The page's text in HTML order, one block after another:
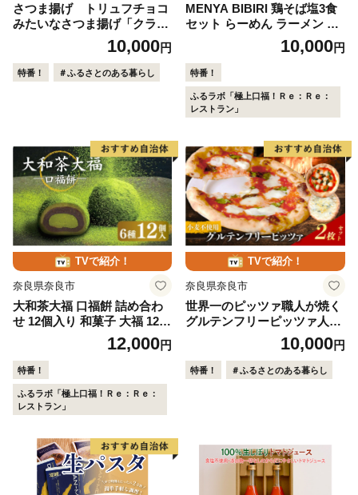
さつま揚げ トリュフチョコ
みたいなさつま揚げ「クラシ
ック」（8個入り）創作プチ
さつま揚げ かまぼこ さつま
あげ 練り物 すり身 つまみ 詰
合せ 惣菜 天ぷら 魚万商店 奈
10,000円
特番！ ＃ふるさとのある暮らし
MENYA BIBIRI 鶏そば塩3食
セット らーめん ラーメン 麺
屋びびり 麺屋のろま 奈良県
10,000円
特番！
ふるラボ「極上口福！Ｒｅ：Ｒｅ：
レストラン」
TVで紹介！
奈良県奈良市
大和茶大福 口福餠 詰め合わ
せ 12個入り 和菓子 大福 12個
入り 奈良 洋菓子 和洋菓子 お
菓子 生菓子 銘菓 ギフト 抹茶
生大福 奈良県 奈良市 11-083
12,000円
特番！
ふるラボ「極上口福！Ｒｅ：Ｒｅ：
レストラン」
TVで紹介！
奈良県奈良市
世界一のピッツァ職人が焼く
グルテンフリーピッツァ人気
の2枚セット（水牛モッツァ
レラチーズのマルゲリータ、
クアトロフォルマッジ） ピザ
冷凍ピザ お惣菜 冷凍 ギフト
ト ピザ窯 ピザ焼き 奈良県 奈
良市 I-170
10,000円
特番！ ＃ふるさとのある暮らし